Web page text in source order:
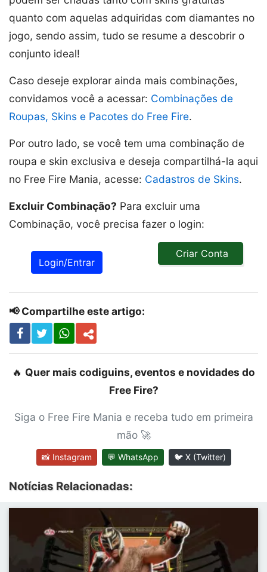
quanto com aquelas adquiridas com diamantes no
jogo, sendo assim, tudo se resume a descobrir o
conjunto ideal!
Caso deseje explorar ainda mais combinações,
convidamos você a acessar: Combinações de
Roupas, Skins e Pacotes do Free Fire.
Por outro lado, se você tem uma combinação de
roupa e skin exclusiva e deseja compartilhá-la aqui
no Free Fire Mania, acesse: Cadastros de Skins.
Excluir Combinação? Para excluir uma
Combinação, você precisa fazer o login:
Login/Entrar
Criar Conta
📢 Compartilhe este artigo:
🔥 Quer mais codiguins, eventos e novidades do
Free Fire?
Siga o Free Fire Mania e receba tudo em primeira
mão 🚀
📸 Instagram 💬 WhatsApp 🐦 X (Twitter)
Notícias Relacionadas: